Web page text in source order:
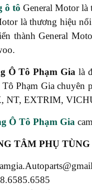
ô tô General Motor là
là thương hiệu
thành General
Ô Tô Phạm Gia là
Phạm Gia
NT, EXTRIM,
Ô Tô Phạm Gia
TÂM PHỤ